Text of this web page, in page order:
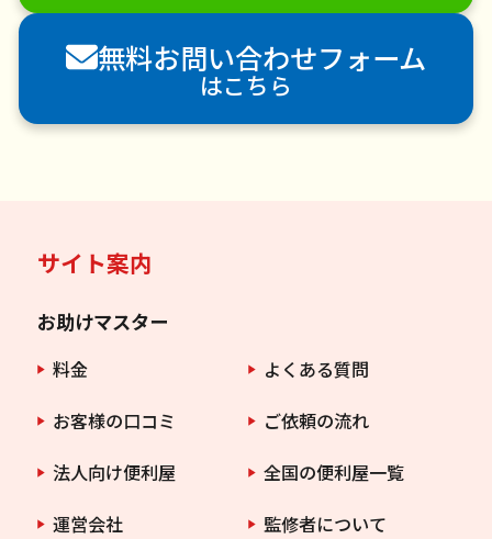
害虫駆除
無料お問い合わせフォーム
はこちら
サイト案内
お助けマスター
料金
よくある質問
お客様の口コミ
ご依頼の流れ
法人向け便利屋
全国の便利屋一覧
運営会社
監修者について